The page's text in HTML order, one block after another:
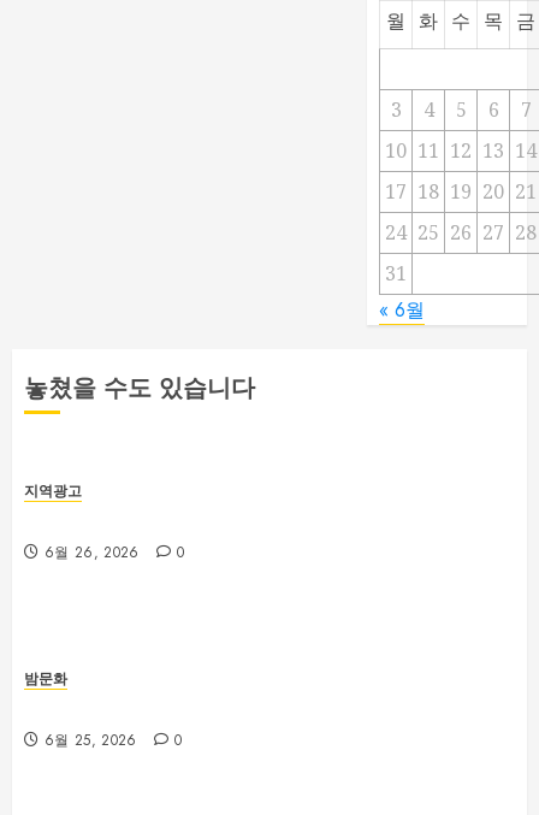
월 화 수 목 금
3 4 5 6
7
10 11 12 13 14
17 18 19 20 21
24 25 26 27 28
31
« 6월
놓쳤을 수도 있습니다
지역광고
6월 26, 2026 0
밤문화
6월 25, 2026 0